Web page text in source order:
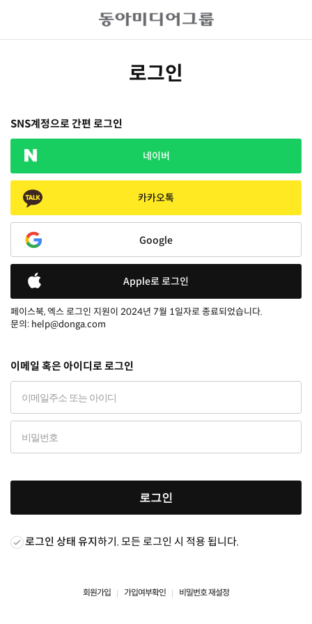
로그인
SNS계정으로 간편 로그인
네이버
카카오톡
Google
Apple로 로그인
페이스북, 엑스 로그인 지원이 2024년 7월 1일자로 종료되었습니다.
문의: help@donga.com
이메일 혹은 아이디로 로그인
로그인
로그인 상태 유지하기. 모든 로그인 시 적용 됩니다.
회원가입 가입여부확인 비밀번호 재설정